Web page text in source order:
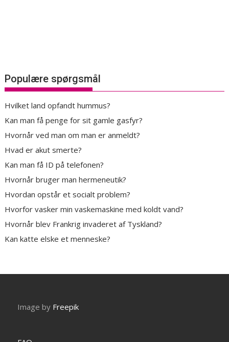
Populære spørgsmål
Hvilket land opfandt hummus?
Kan man få penge for sit gamle gasfyr?
Hvornår ved man om man er anmeldt?
Hvad er akut smerte?
Kan man få ID på telefonen?
Hvornår bruger man hermeneutik?
Hvordan opstår et socialt problem?
Hvorfor vasker min vaskemaskine med koldt vand?
Hvornår blev Frankrig invaderet af Tyskland?
Kan katte elske et menneske?
Image by Freepik